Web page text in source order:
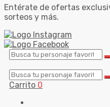
Entérate de ofertas
sorteos y más.
Carrito 0